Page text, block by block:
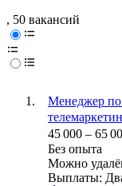
, 50 вакансий
Менеджер по
45 000 – 65
Без опыта
Можно
Выплаты: